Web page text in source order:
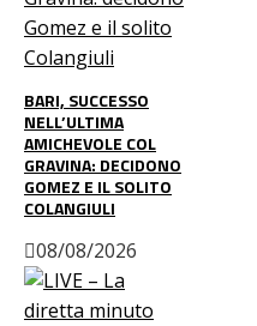
BARI, SUCCESSO
NELL’ULTIMA
AMICHEVOLE COL
GRAVINA: DECIDONO
GOMEZ E IL SOLITO
COLANGIULI
08/08/2026